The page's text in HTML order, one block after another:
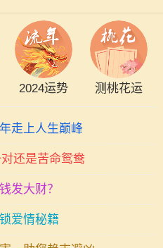
2024运势 测桃花运
走上人生巅峰
还是苦命鸳鸯
发大财？
爱情秘籍